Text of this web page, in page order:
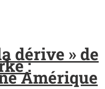
dérive » de
:
Amérique